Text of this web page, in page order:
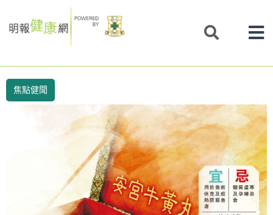
to
焦點健聞